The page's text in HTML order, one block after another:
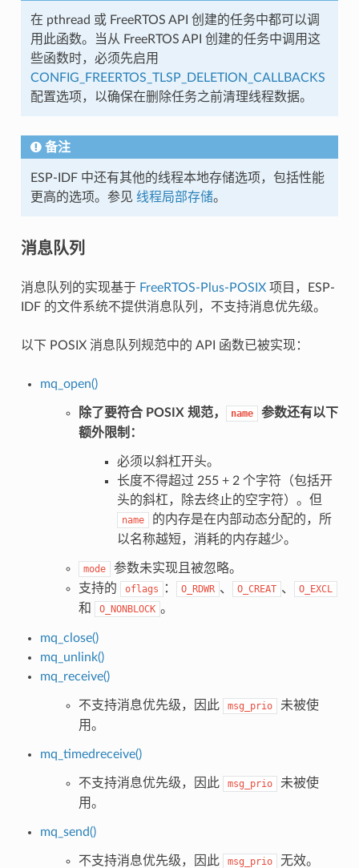
在 pthread 或 FreeRTOS API 创建的任务中都可以调
用此函数。当从 FreeRTOS API 创建的任务中调用这
些函数时，必须先启用
CONFIG_FREERTOS_TLSP_DELETION_CALLBACKS
配置选项，以确保在删除任务之前清理线程数据。
备注
ESP-IDF 中还有其他的线程本地存储选项，包括性能
更高的选项。参见 线程局部存储。
消息队列
消息队列的实现基于 FreeRTOS-Plus-POSIX项目，ESP-
IDF 的文件系统不提供消息队列，不支持消息优先级。
以下 POSIX 消息队列规范中的 API 函数已被实现：
mq_open()
除了要符合 POSIX 规范， name
参数还有以下
额外限制：
必须以斜杠开头。
长度不得超过 255 + 2 个字符（包括开
头的斜杠，除去终止的空字符）。但
name
的内存是在内部动态分配的，所
以名称越短，消耗的内存越少。
mode
参数未实现且被忽略。
支持的
oflags ： O_RDWR 、 O_CREAT 、 O_EXCL
和 O_NONBLOCK 。
mq_close()
mq_unlink()
mq_receive()
不支持消息优先级，因此 msg_prio
未被使
用。
mq_timedreceive()
不支持消息优先级，因此 msg_prio
未被使
用。
mq_send()
不支持消息优先级，因此 msg_prio 无效。